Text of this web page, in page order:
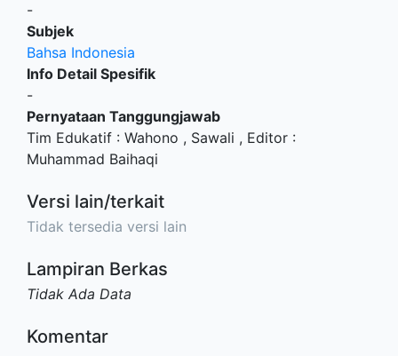
-
Subjek
Bahsa Indonesia
Info Detail Spesifik
-
Pernyataan Tanggungjawab
Tim Edukatif : Wahono , Sawali , Editor :
Muhammad Baihaqi
Versi lain/terkait
Tidak tersedia versi lain
Lampiran Berkas
Tidak Ada Data
Komentar